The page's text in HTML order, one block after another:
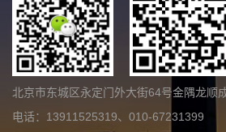
北京市东城区永定门外大街64号金隅龙顺
电话：13911525319、010-67231399